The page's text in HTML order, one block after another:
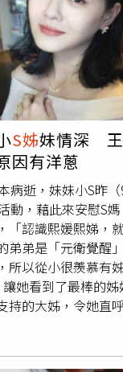
，也秀出背後頸上的
灰的項鍊，據悉這是
前閨密們。過去小S
庭氣氛總是很歡樂
俊曄不只天天陪著
想說，他有沒有想要
具俊曄與他們一家
料理給大家吃，畫
S目前仍告假《小
。（圖／楊澍攝）
態約恢復七成，
頒獎典禮當晚慶功
為之前跨年是在大
知道要怎麼過」。
S姊妹情深 王
因有洋蔥
病逝，妹妹小S昨
動，藉此來安慰S
「認識熙媛熙娣，
弟弟是「元衛覺醒
所以從小很羨慕有
她看到了最棒的
持的大姊，令她直
～想念妳用燦爛
母親節快樂，「